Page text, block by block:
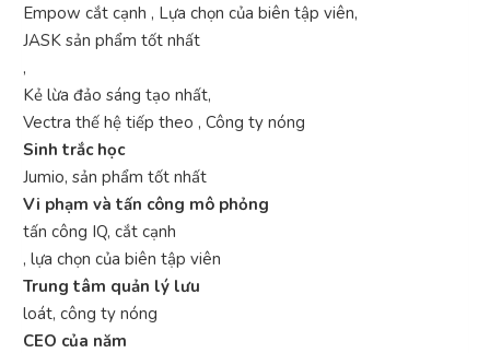
Empow cắt cạnh , Lựa chọn của biên tập viên,
JASK sản phẩm tốt nhất
,
Kẻ lừa đảo sáng tạo nhất,
Vectra thế hệ tiếp theo , Công ty nóng
Sinh trắc học
Jumio, sản phẩm tốt nhất
Vi phạm và tấn công mô phỏng
tấn công IQ, cắt cạnh
, lựa chọn của biên tập viên
Trung tâm quản lý lưu
loát, công ty nóng
CEO của năm